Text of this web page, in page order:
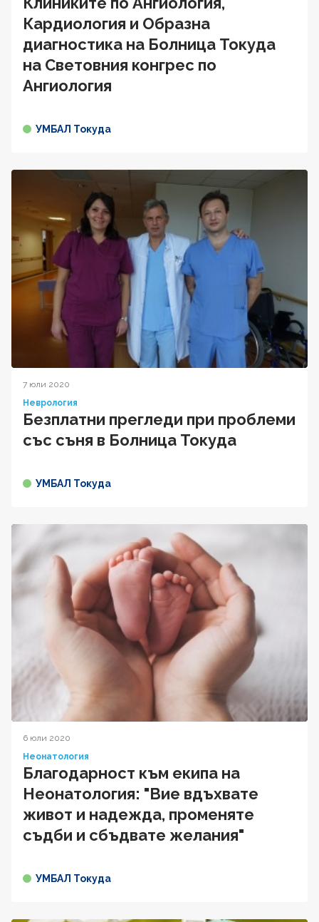
Кардиология и Образна
диагностика на Болница Токуда
на Световния конгрес по
Ангиология
УМБАЛ Токуда
7 юли 2020
Неврология
Безплатни прегледи при проблеми
със съня в Болница Токуда
УМБАЛ Токуда
6 юли 2020
Неонатология
Благодарност към екипа на
Неонатология: "Вие вдъхвате
живот и надежда, променяте
съдби и сбъдвате желания"
УМБАЛ Токуда